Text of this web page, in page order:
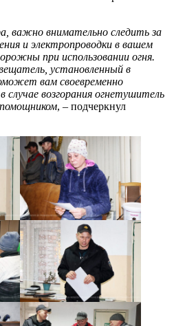
внимательно следить за
и электропроводки в вашем
при использовании огня.
установленный в
вам своевременно
возгорания огнетушитель
, – подчеркнул